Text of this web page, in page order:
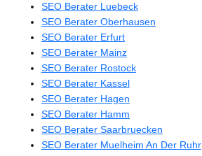
SEO Berater Luebeck
SEO Berater Oberhausen
SEO Berater Erfurt
SEO Berater Mainz
SEO Berater Rostock
SEO Berater Kassel
SEO Berater Hagen
SEO Berater Hamm
SEO Berater Saarbruecken
SEO Berater Muelheim An Der Ruhr